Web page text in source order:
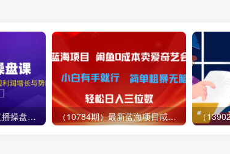
（12881期）视频号直播操盘课，从认知战略到实操案例 全方位实现利润增长与势能提升 （10784期）最新蓝海项目咸鱼零成本卖爱奇艺会员小白有手就行 无脑操作轻松日入三位数